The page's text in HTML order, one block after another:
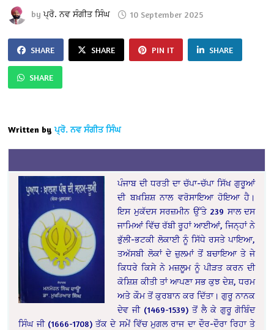
byਪ੍ਰੋ. ਨਵ ਸੰਗੀਤ ਸਿੰਘ 10 September 2025
SHARE SHARE PIN IT SHARE
SHARE
Written by ਪ੍ਰੋ. ਨਵ ਸੰਗੀਤ ਸਿੰਘ
ਪੰਜਾਬ ਦੀ ਧਰਤੀ ਦ‍ਾ ਚੱਪਾ-ਚੱਪਾ ਸਿੱਖ ਗੁਰੂਆਂ
ਦੀ ਬਖ਼ਸ਼ਿਸ਼ ਨਾਲ ਵਰੋਸਾਇਆ ਹੋਇਆ ਹੈ।
ਇਸ ਮੁਕੱਦਸ ਸਰਜ਼ਮੀਨ ਉੱਤੇ 239 ਸਾਲ ਦਸ
ਜਾਮਿਆਂ ਵਿੱਚ ਰੱਬੀ ਰੂਹਾਂ ਆਈਆਂ, ਜਿਨ੍ਹਾਂ ਨੇ
ਭੁੱਲੀ-ਭਟਕੀ ਲੋਕਾਈ ਨੂੰ ਸਿੱਧੇ ਰਸਤੇ ਪਾਇਆ,
ਤਅੱਸਬੀ ਲੋਕਾਂ ਦੇ ਜ਼ੁਲਮਾਂ ਤੋਂ ਬਚਾਇਆ ਤੇ ਜੇ
ਕਿਧਰੇ ਕਿਸੇ ਨੇ ਮਜ਼ਲੂਮ ਨੂੰ ਪੀੜਤ ਕਰਨ ਦੀ
ਕੋਸ਼ਿਸ਼ ਕੀਤੀ ਤਾਂ ਆਪਣਾ ਸਭ ਕੁਝ ਦੇਸ਼, ਧਰਮ
ਅਤੇ ਕੌਮ ਤੋਂ ਕੁਰਬਾਨ ਕਰ ਦਿੱਤਾ। ਗੁਰੂ ਨਾਨਕ
ਦੇਵ ਜੀ (1469-1539) ਤੋਂ ਲੈ ਕੇ ਗੁਰੂ ਗੋਬਿੰਦ
ਸਿੰਘ ਜੀ (1666-1708) ਤੱਕ ਦੇ ਸਮੇਂ ਵਿੱਚ ਮੁਗਲ ਰਾਜ ਦਾ ਦੌਰ-ਦੌਰਾ ਰਿਹਾ ਤੇ